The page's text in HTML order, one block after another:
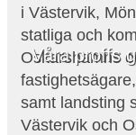
Våra proffs
i Västervik,
statliga och
Oskarshamns
samt landsting
Västervik och